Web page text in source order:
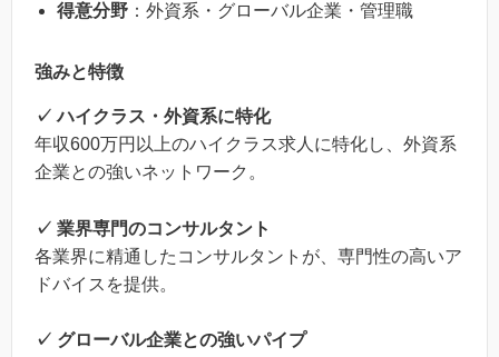
得意分野 ：外資系・グローバル企業・管理職
強みと特徴
✓ ハイクラス・外資系に特化
年収600万円以上のハイクラス求人に特化し、外資系
企業との強いネットワーク。
✓ 業界専門のコンサルタント
各業界に精通したコンサルタントが、専門性の高いア
ドバイスを提供。
✓ グローバル企業との強いパイプ